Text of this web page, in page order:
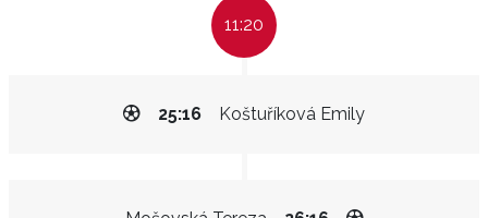
11:20
Koštuříková Emily
25:16